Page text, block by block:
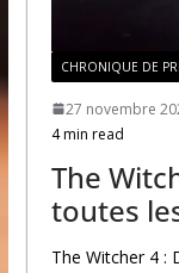
CHRONIQUE DE
27 novembre
4 min read
The
toutes
The Witcher 4 :